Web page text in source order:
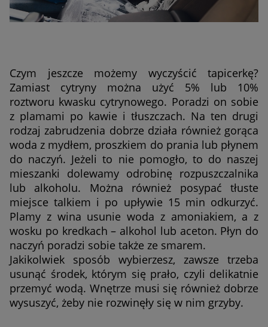
Czym jeszcze możemy wyczyścić tapicerkę?
Zamiast cytryny można użyć 5% lub 10%
roztworu kwasku cytrynowego. Poradzi on sobie
z plamami po kawie i tłuszczach. Na ten drugi
rodzaj zabrudzenia dobrze działa również gorąca
woda z mydłem, proszkiem do prania lub płynem
do naczyń. Jeżeli to nie pomogło, to do naszej
mieszanki dolewamy odrobinę rozpuszczalnika
lub alkoholu. Można również posypać tłuste
miejsce talkiem i po upływie 15 min odkurzyć.
Plamy z wina usunie woda z amoniakiem, a z
wosku po kredkach – alkohol lub aceton. Płyn do
naczyń poradzi sobie także ze smarem.
Jakikolwiek sposób wybierzesz, zawsze trzeba
usunąć środek, którym się prało, czyli delikatnie
przemyć wodą. Wnętrze musi się również dobrze
wysuszyć, żeby nie rozwinęły się w nim grzyby.